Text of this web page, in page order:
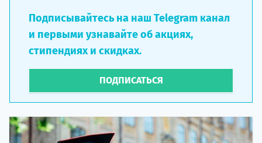
Подписывайтесь на наш Telegram канал
и первыми узнавайте об акциях,
стипендиях и скидках.
ПОДПИСАТЬСЯ